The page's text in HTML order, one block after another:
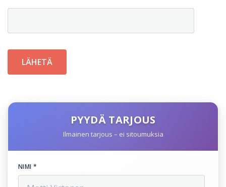
PYYDÄ TARJOUS
Ilmainen tarjous – ei sitoumuksia
NIMI *